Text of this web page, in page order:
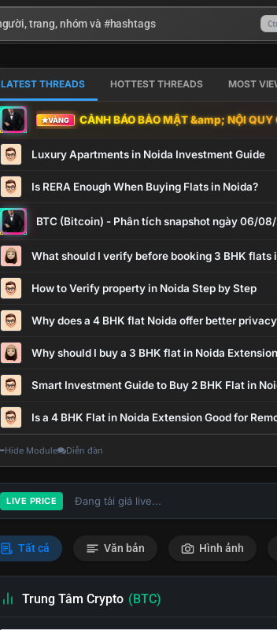
LATEST THREADS HOTTEST THREADS MOST
VÀNG CẢNH BÁO BẢO MẬT &amp; NỘI
Luxury Apartments in Noida Investment Guide
Is RERA Enough When Buying Flats in Noida?
BTC (Bitcoin) - Phân tích snapshot ngày 06/
What should I verify before booking 3 BHK flats
How to Verify property in Noida Step by Step
Why does a 4 BHK flat Noida offer better
Why should I buy a 3 BHK flat in Noida
Smart Investment Guide to Buy 2 BHK Flat in
Is a 4 BHK Flat in Noida Extension Good for
Hide Module Diễn đàn
LIVE PRICE Đang tải giá live...
Tất cả Văn bản Hình ảnh
Trung Tâm Crypto (BTC)